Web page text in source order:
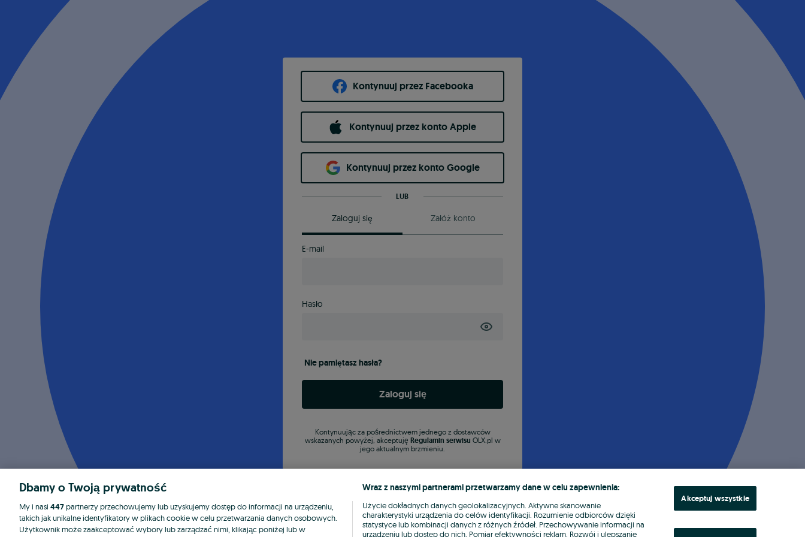
Kontynuuj przez Facebooka
Kontynuuj przez konto Apple
Kontynuuj przez konto Google
LUB
Zaloguj się Załóż konto
E-mail
Hasło
Nie pamiętasz hasła?
Zaloguj się
Kontynuując za pośrednictwem jednego z dostawców
wskazanych powyżej, akceptuję Regulamin serwisu OLX.pl w
jego aktualnym brzmieniu.
Dbamy o Twoją prywatność
My i nasi 447partnerzy przechowujemy lub uzyskujemy dostęp do informacji na urządzeniu,
takich jak unikalne identyfikatory w plikach cookie w celu przetwarzania danych osobowych.
Użytkownik może zaakceptować wybory lub zarządzać nimi, klikając poniżej lub w
Wraz z naszymi partnerami przetwarzamy dane w celu zapewnienia:
Użycie dokładnych danych geolokalizacyjnych. Aktywne skanowanie
charakterystyki urządzenia do celów identyfikacji. Rozumienie odbiorców dzięki
statystyce lub kombinacji danych z różnych źródeł. Przechowywanie informacji na
urządzeniu lub dostęp do nich. Pomiar efektywności reklam. Rozwój i ulepszanie
Akceptuj wszystkie